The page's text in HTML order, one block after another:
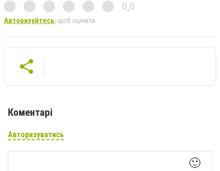
0,0
Авторизуйтесь, щоб оцінити
Коментарі
Авторизуватись
🙂